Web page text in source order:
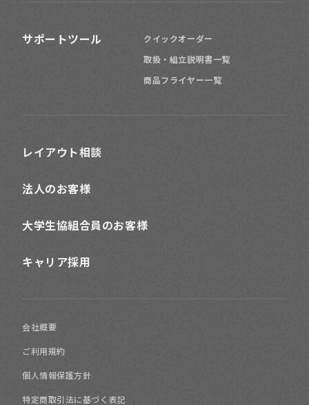
サポートツール
クイックオーダー
取扱・組立説明書一覧
商品フライヤー一覧
レイアウト相談
法人のお客様
大学生協組合員のお客様
キャリア採用
会社概要
ご利用規約
個人情報保護方針
特定商取引法に基づく表記